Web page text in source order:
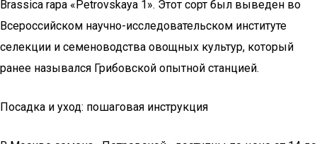
Brassica rapa «Petrovskaya 1». Этот сорт был выведен во
Всероссийском научно-исследовательском институте
селекции и семеноводства овощных культур, который
ранее назывался Грибовской опытной станцией.
Посадка и уход: пошаговая инструкция